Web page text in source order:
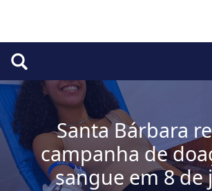
Santa Bárbara
campanha de
sangue em 8 de